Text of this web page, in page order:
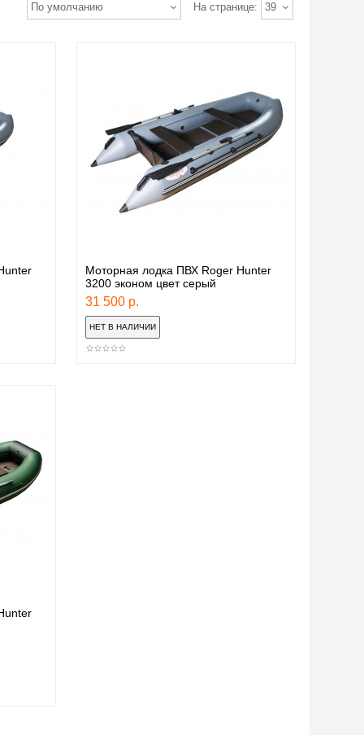
На странице: 39
По умолчанию
Моторная лодка ПВХ Roger Hunter
3200 эконом цвет серый
31 500 р.